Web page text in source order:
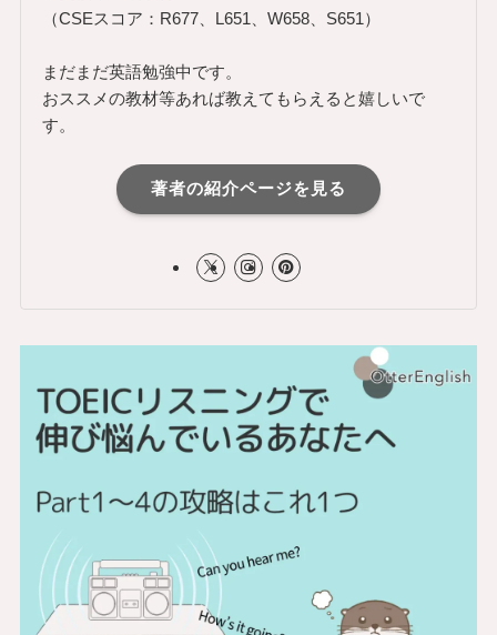
（CSEスコア：R677、L651、W658、S651）
まだまだ英語勉強中です。
おススメの教材等あれば教えてもらえると嬉しいで
す。
著者の紹介ページを見る